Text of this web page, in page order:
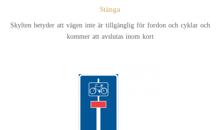
Stänga
Skylten betyder att vägen inte är tillgänglig för fordon och cyklar och
kommer att avslutas inom kort